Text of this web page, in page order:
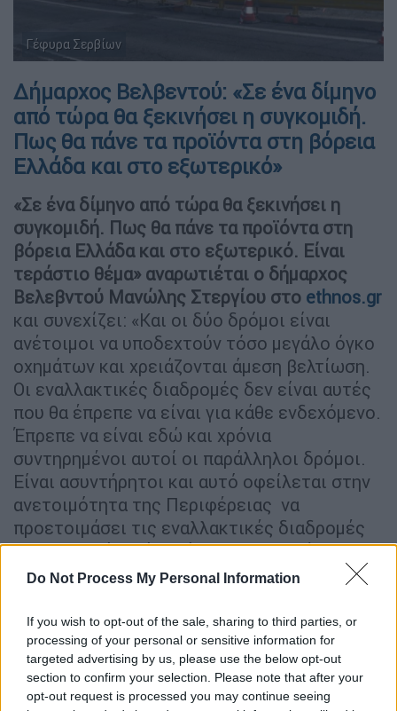
Do Not Process My Personal Information
If you wish to opt-out of the sale, sharing to third parties, or
processing of your personal or sensitive information for
targeted advertising by us, please use the below opt-out
section to confirm your selection. Please note that after your
opt-out request is processed you may continue seeing
Γέφυρα Σερβίων
Δήμαρχος Βελβεντού: «Σε ένα δίμηνο
από τώρα θα ξεκινήσει η συγκομιδή.
Πως θα πάνε τα προϊόντα στη βόρεια
Ελλάδα και στο εξωτερικό»
«Σε ένα δίμηνο από τώρα θα ξεκινήσει η
συγκομιδή. Πως θα πάνε τα προϊόντα στη
βόρεια Ελλάδα και στο εξωτερικό. Είναι
τεράστιο θέμα» αναρωτιέται ο δήμαρχος
Βελεβντού Μανώλης Στεργίου στο ethnos.gr
και συνεχίζει: «Και οι δύο δρόμοι είναι
ανέτοιμοι να υποδεχτούν τόσο μεγάλο όγκο
οχημάτων και χρειάζονται άμεση βελτίωση.
Οι εναλλακτικές διαδρομές δεν είναι αυτές
που θα έπρεπε να είναι για κάθε ενδεχόμενο.
Έπρεπε να είναι εδώ και χρόνια
συντηρημένοι αυτοί οι παράλληλοι δρόμοι.
Είναι ασυντήρητοι και αυτό οφείλεται στην
ανετοιμότητα της Περιφέρειας να
προετοιμάσει τις εναλλακτικές διαδρομές
τα τελευταία τρία χρόνια. Χθες κατέθεσα μια
σειρά από έγγραφα με τα οποία ζητούσα και
συντήρηση του δρόμου Πολυφύτου
προκειμένου να τον έχουμε έτοιμο σε
περίπτωση που είτε κάποιος φοβόταν να
περάσει από αυτήν είτε σε περίπτωση που